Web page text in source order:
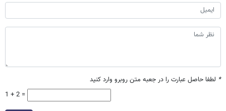
* لطفا حاصل عبارت را در جعبه متن روبرو وارد کنید
1 + 2 =